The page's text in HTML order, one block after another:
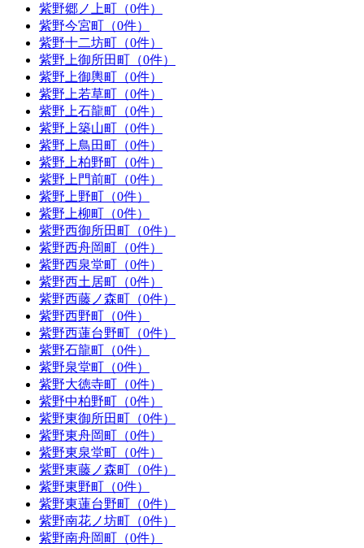
紫野郷ノ上町（0件）
紫野今宮町（0件）
紫野十二坊町（0件）
紫野上御所田町（0件）
紫野上御輿町（0件）
紫野上若草町（0件）
紫野上石龍町（0件）
紫野上築山町（0件）
紫野上鳥田町（0件）
紫野上柏野町（0件）
紫野上門前町（0件）
紫野上野町（0件）
紫野上柳町（0件）
紫野西御所田町（0件）
紫野西舟岡町（0件）
紫野西泉堂町（0件）
紫野西土居町（0件）
紫野西藤ノ森町（0件）
紫野西野町（0件）
紫野西蓮台野町（0件）
紫野石龍町（0件）
紫野泉堂町（0件）
紫野大徳寺町（0件）
紫野中柏野町（0件）
紫野東御所田町（0件）
紫野東舟岡町（0件）
紫野東泉堂町（0件）
紫野東藤ノ森町（0件）
紫野東野町（0件）
紫野東蓮台野町（0件）
紫野南花ノ坊町（0件）
紫野南舟岡町（0件）